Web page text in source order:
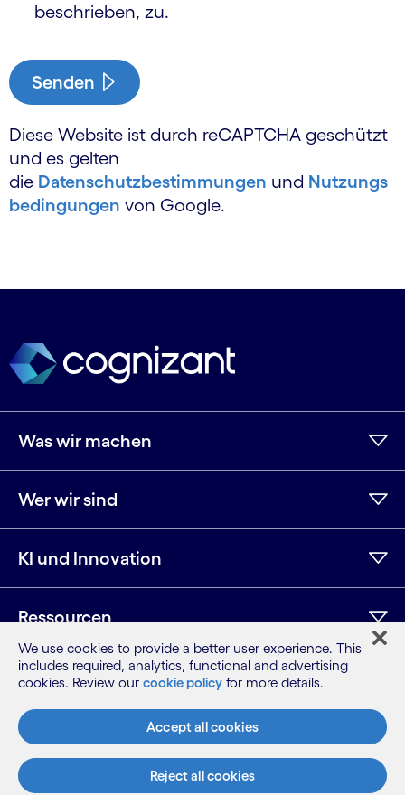
beschrieben, zu.
Senden
Diese Website ist durch reCAPTCHA geschützt
und es gelten
die Datenschutzbestimmungen und Nutzungs
bedingungen von Google.
Was wir machen
Wer wir sind
KI und Innovation
Ressourcen
Instagram
YouTube
Seitenübersicht
Nutzungsbedingungen
Datenschutzhinweis
Cookie-Hinweis
We use cookies to provide a better user experience. This
includes required, analytics, functional and advertising
cookies. Review our cookie policy for more details.
Accept all cookies
Reject all cookies